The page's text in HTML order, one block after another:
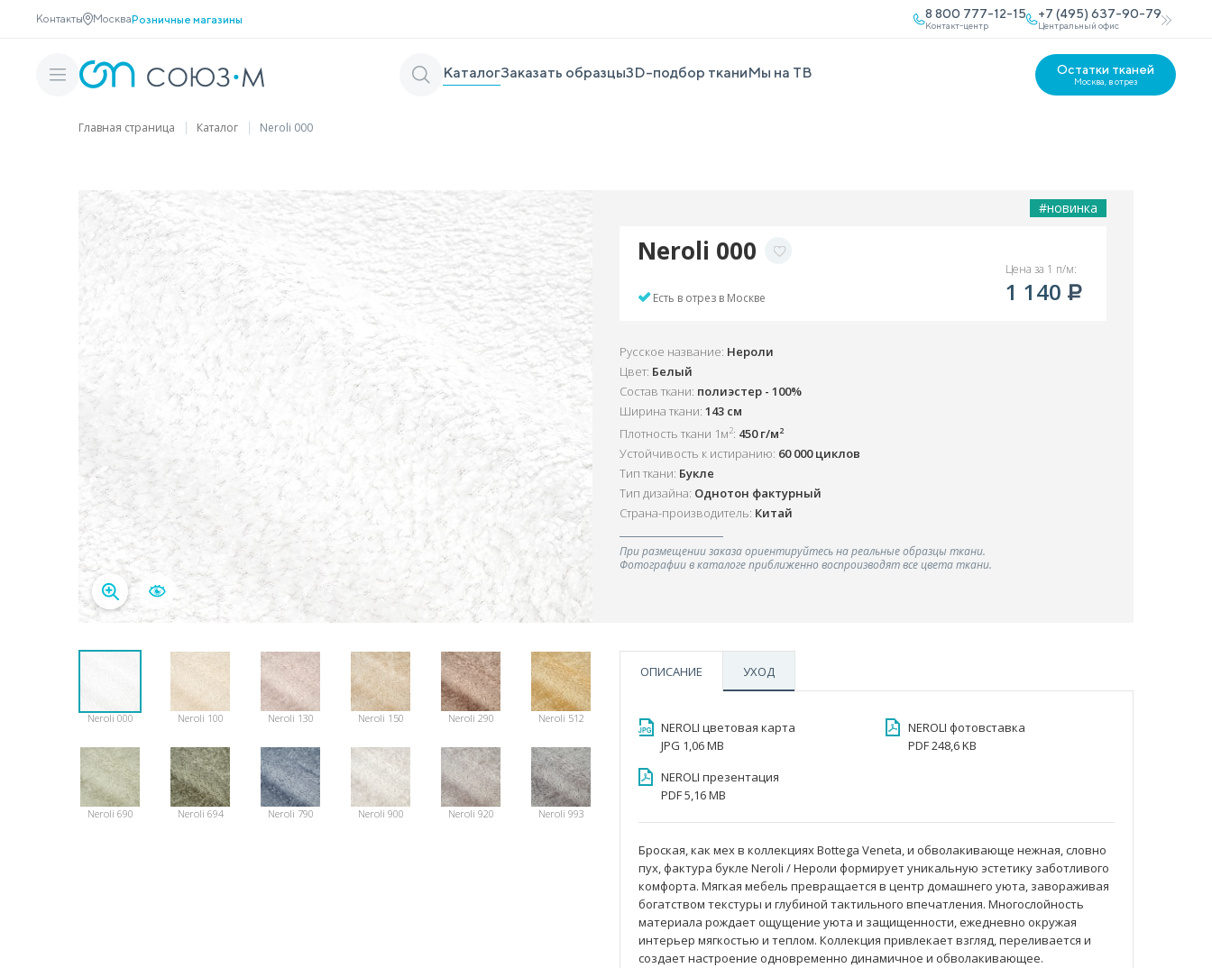
Контакты МоскваРозничные магазины 8 800 777-12-15
Контакт-центр
+7 (495) 637-90-79
Центральный офис
КаталогЗаказать образцы3D-подбор тканиМы на ТВ Остатки тканей
Москва, в отрез
Главная страница Каталог Neroli 000
Neroli 000 Neroli 100 Neroli 130 Neroli 150 Neroli 290 Neroli 512
Neroli 690 Neroli 694 Neroli 790 Neroli 900 Neroli 920 Neroli 993
#новинка
Neroli 000
Есть в отрез в Москве
Цена за 1 п/м:
1 140
Русское название: Нероли
Цвет: Белый
Состав ткани: полиэстер - 100%
Ширина ткани: 143 см
Плотность ткани 1м2: 450 г/м2
Устойчивость к истиранию: 60 000 циклов
Тип ткани: Букле
Тип дизайна: Однотон фактурный
Страна-производитель: Китай
При размещении заказа ориентируйтесь на реальные образцы ткани.
Фотографии в каталоге приближенно воспроизводят все цвета ткани.
ОПИСАНИЕ УХОД
NEROLI цветовая карта
JPG 1,06 MB
NEROLI фотовставка
PDF 248,6 KB
NEROLI презентация
PDF 5,16 MB
Броская, как мех в коллекциях Bottega Veneta, и обволакивающе нежная, словно
пух, фактура букле Neroli / Нероли формирует уникальную эстетику заботливого
комфорта. Мягкая мебель превращается в центр домашнего уюта, завораживая
богатством текстуры и глубиной тактильного впечатления. Многослойность
материала рождает ощущение уюта и защищенности, ежедневно окружая
интерьер мягкостью и теплом. Коллекция привлекает взгляд, переливается и
создает настроение одновременно динамичное и обволакивающее.